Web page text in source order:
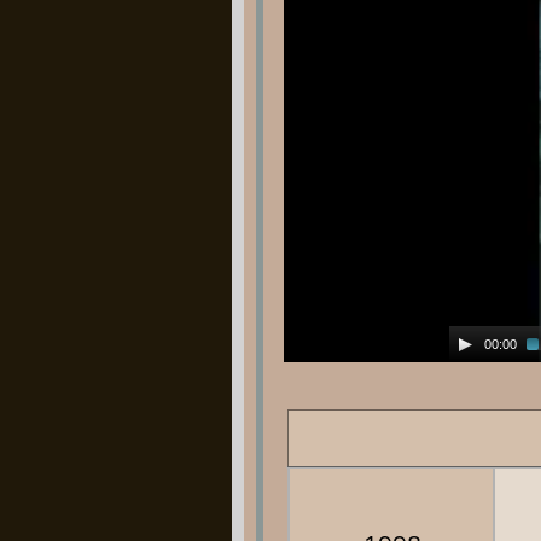
00:00